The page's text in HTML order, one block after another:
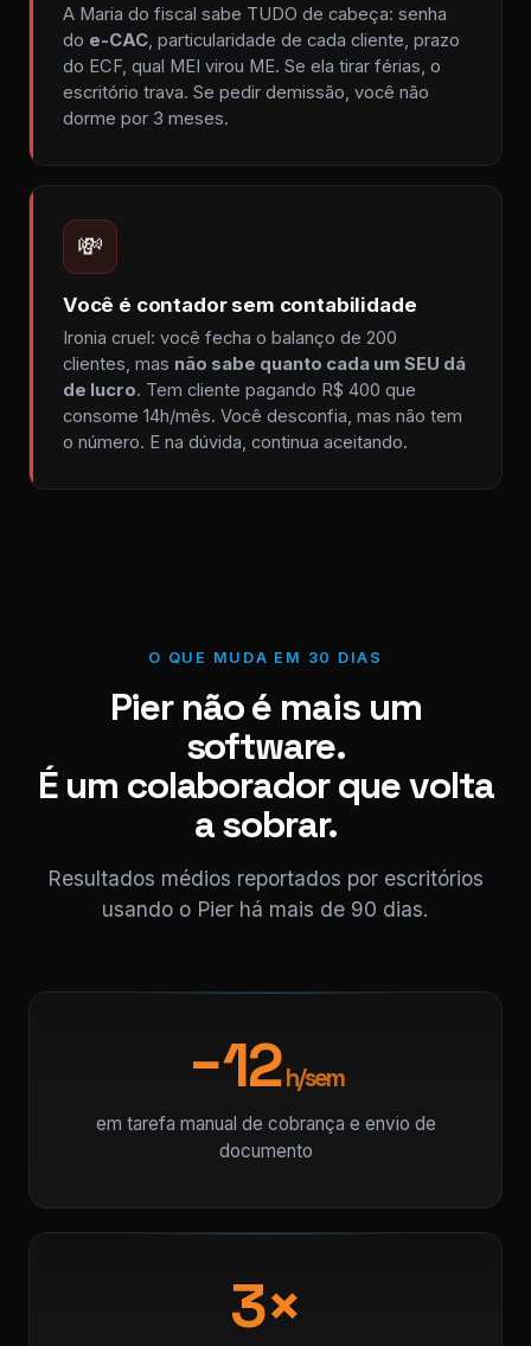
A Maria do fiscal sabe TUDO de cabeça: senha
do e-CAC, particularidade de cada cliente, prazo
do ECF, qual MEI virou ME. Se ela tirar férias, o
escritório trava. Se pedir demissão, você não
dorme por 3 meses.
💸
Você é contador sem contabilidade
Ironia cruel: você fecha o balanço de 200
clientes, mas não sabe quanto cada um SEU dá
de lucro. Tem cliente pagando R$ 400 que
consome 14h/mês. Você desconfia, mas não tem
o número. E na dúvida, continua aceitando.
O QUE MUDA EM 30 DIAS
Pier não é mais um
software.
É um colaborador que volta
a sobrar.
Resultados médios reportados por escritórios
usando o Pier há mais de 90 dias.
−12h/sem
em tarefa manual de cobrança e envio de
documento
3×